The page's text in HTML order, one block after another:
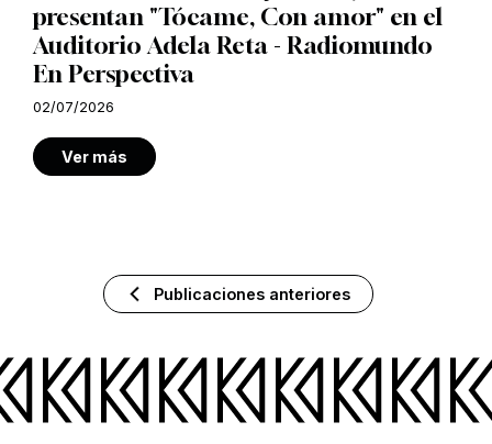
presentan "Tócame, Con amor" en el
Auditorio Adela Reta - Radiomundo
En Perspectiva
02/07/2026
Ver más
Publicaciones anteriores